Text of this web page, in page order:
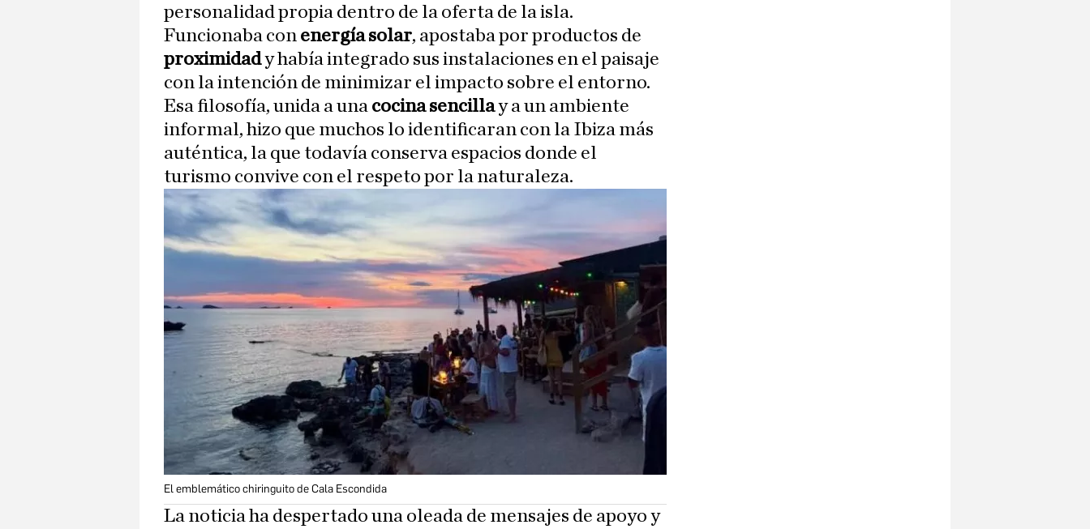
personalidad propia dentro de la oferta de la isla.
Funcionaba con energía solar, apostaba por productos de
proximidady había integrado sus instalaciones en el paisaje
con la intención de minimizar el impacto sobre el entorno.
Esa filosofía, unida a una cocina sencillay a un ambiente
informal, hizo que muchos lo identificaran con la Ibiza más
auténtica, la que todavía conserva espacios donde el
turismo convive con el respeto por la naturaleza.
El emblemático chiringuito de Cala Escondida
La noticia ha despertado una oleada de mensajes de apoyo y